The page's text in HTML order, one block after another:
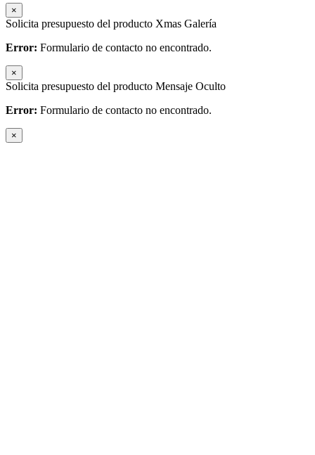
×
Solicita presupuesto del producto Xmas Galería
Error: Formulario de contacto no encontrado.
×
Solicita presupuesto del producto Mensaje Oculto
Error: Formulario de contacto no encontrado.
×